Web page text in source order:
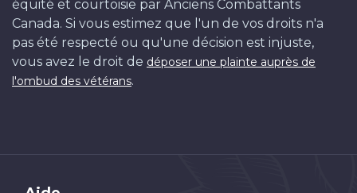
équité et courtoisie par Anciens Combattants
Canada. Si vous estimez que l'un de vos droits n'a
pas été respecté ou qu'une décision est injuste,
vous avez le droit de déposer une plainte auprès de
l'ombud des vétérans.